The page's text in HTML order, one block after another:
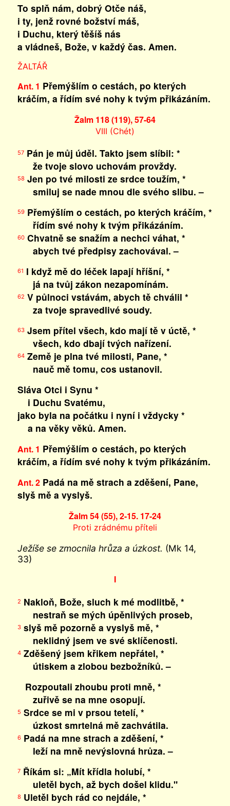
To splň nám, dobrý Otče náš,
i ty, jenž rovné božství máš,
i Duchu, který těšíš nás
a vládneš, Bože, v každý čas. Amen.
ŽALTÁŘ
Ant. 1 Přemýšlím o cestách, po kterých
kráčím, a řídím své nohy k tvým přikázáním.
Žalm 118 (119), 57-64
VIII (Chét)
57Pán je můj úděl. Takto jsem slíbil: *
že tvoje slovo uchovám provždy.
58 Jen po tvé milosti ze srdce toužím, *
smiluj se nade mnou dle svého slibu. –
59Přemýšlím o cestách, po kterých kráčím, *
řídím své nohy k tvým přikázáním.
60Chvatně se snažím a nechci váhat, *
abych tvé předpisy zachovával. –
61 I když mě do léček lapají hříšní, *
já na tvůj zákon nezapomínám.
62 V půlnoci vstávám, abych tě chválil *
za tvoje spravedlivé soudy.
63Jsem přítel všech, kdo mají tě v úctě, *
všech, kdo dbají tvých nařízení.
64Země je plna tvé milosti, Pane, *
nauč mě tomu, cos ustanovil.
Sláva Otci i Synu *
i Duchu Svatému,
jako byla na počátku i nyní i vždycky *
a na věky věků. Amen.
Ant. 1 Přemýšlím o cestách, po kterých
kráčím, a řídím své nohy k tvým přikázáním.
Ant. 2Padá na mě strach a zděšení, Pane,
slyš mě a vyslyš.
Žalm 54 (55), 2-15. 17-24
Proti zrádnému příteli
Ježíše se zmocnila hrůza a úzkost. (Mk 14,
33)
I
2 Nakloň, Bože, sluch k mé modlitbě, *
nestraň se mých úpěnlivých proseb,
3slyš mě pozorně a vyslyš mě, *
neklidný jsem ve své sklíčenosti.
4Zděšený jsem křikem nepřátel, *
útiskem a zlobou bezbožníků. –
Rozpoutali zhoubu proti mně, *
zuřivě se na mne osopují.
5 Srdce se mi v prsou tetelí, *
úzkost smrtelná mě zachvátila.
6Padá na mne strach a zděšení, *
leží na mně nevýslovná hrůza. –
7Říkám si: „Mít křídla holubí, *
uletěl bych, až bych došel klidu."
8 Uletěl bych rád co nejdále, *